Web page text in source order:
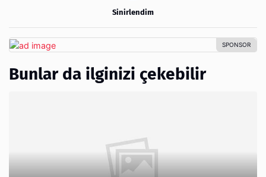
Sinirlendim
Bunlar da ilginizi çekebilir